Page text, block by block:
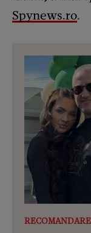
Spynews.ro.